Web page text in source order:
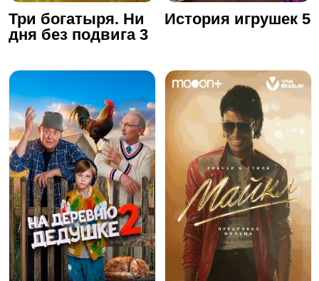
Три богатыря. Ни
дня без подвига 3
История игрушек 5